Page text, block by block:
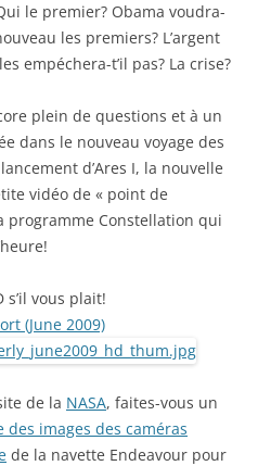
le premier? Obama voudra-
les premiers? L’argent
empéchera-t’il pas? La crise?
plein de questions et à un
dans le nouveau voyage des
d’Ares I, la nouvelle
vidéo de « point de
programme Constellation qui
s’il vous plait!
(June 2009)
de la NASA, faites-vous un
des images des caméras
de la navette Endeavour pour